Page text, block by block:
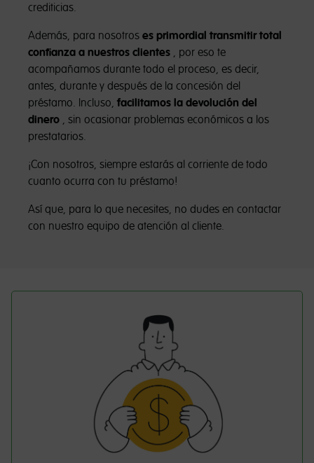
crediticias.
Además, para nosotros es primordial transmitir total
confianza a nuestros clientes , por eso te
acompañamos durante todo el proceso, es decir,
antes, durante y después de la concesión del
préstamo. Incluso, facilitamos la devolución del
dinero , sin ocasionar problemas económicos a los
prestatarios.
¡Con nosotros, siempre estarás al corriente de todo
cuanto ocurra con tu préstamo!
Así que, para lo que necesites, no dudes en contactar
con nuestro equipo de atención al cliente.